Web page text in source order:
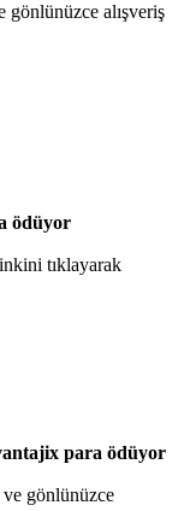
gönlünüzce alışveriş
ödüyor
tıklayarak
para ödüyor
ve gönlünüzce